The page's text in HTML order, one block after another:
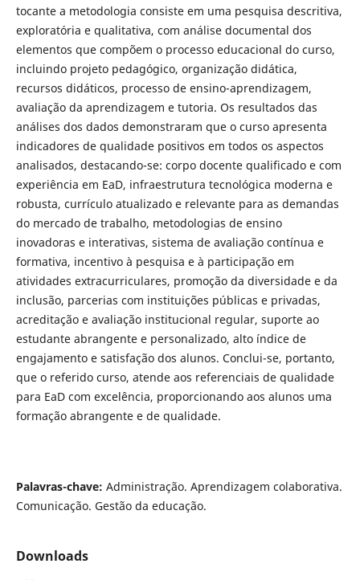
tocante a metodologia consiste em uma pesquisa descritiva,
exploratória e qualitativa, com análise documental dos
elementos que compõem o processo educacional do curso,
incluindo projeto pedagógico, organização didática,
recursos didáticos, processo de ensino-aprendizagem,
avaliação da aprendizagem e tutoria. Os resultados das
análises dos dados demonstraram que o curso apresenta
indicadores de qualidade positivos em todos os aspectos
analisados, destacando-se: corpo docente qualificado e com
experiência em EaD, infraestrutura tecnológica moderna e
robusta, currículo atualizado e relevante para as demandas
do mercado de trabalho, metodologias de ensino
inovadoras e interativas, sistema de avaliação contínua e
formativa, incentivo à pesquisa e à participação em
atividades extracurriculares, promoção da diversidade e da
inclusão, parcerias com instituições públicas e privadas,
acreditação e avaliação institucional regular, suporte ao
estudante abrangente e personalizado, alto índice de
engajamento e satisfação dos alunos. Conclui-se, portanto,
que o referido curso, atende aos referenciais de qualidade
para EaD com excelência, proporcionando aos alunos uma
formação abrangente e de qualidade.
Palavras-chave: Administração. Aprendizagem colaborativa.
Comunicação. Gestão da educação.
Downloads